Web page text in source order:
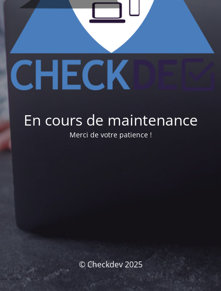
En cours de maintenance
Merci de votre patience !
© Checkdev 2025